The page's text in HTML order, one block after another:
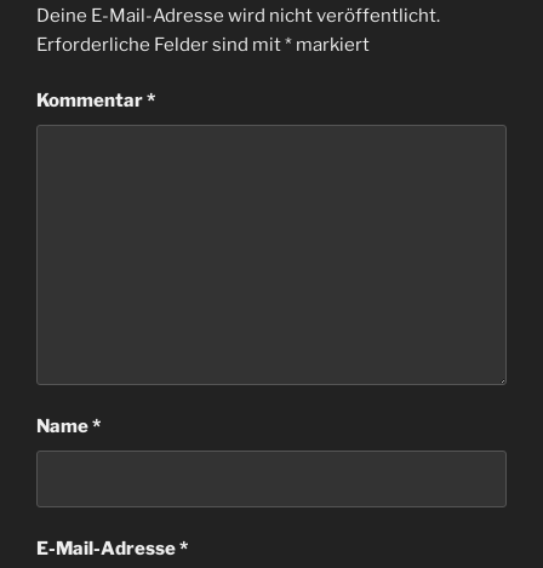
Deine E-Mail-Adresse wird nicht veröffentlicht.
Erforderliche Felder sind mit* markiert
Kommentar*
Name*
E-Mail-Adresse*